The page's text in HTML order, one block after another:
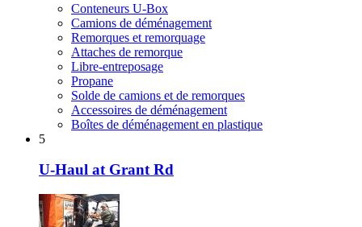
Conteneurs U-Box
Camions de déménagement
Remorques et remorquage
Attaches de remorque
Libre-entreposage
Propane
Solde de camions et de remorques
Accessoires de déménagement
Boîtes de déménagement en plastique
5
U-Haul at Grant Rd